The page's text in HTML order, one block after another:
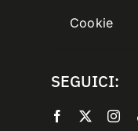
Cookie
SEGUICI: